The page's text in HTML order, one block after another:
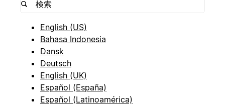
English (US)
Bahasa Indonesia
Dansk
Deutsch
English (UK)
Español (España)
Español (Latinoamérica)